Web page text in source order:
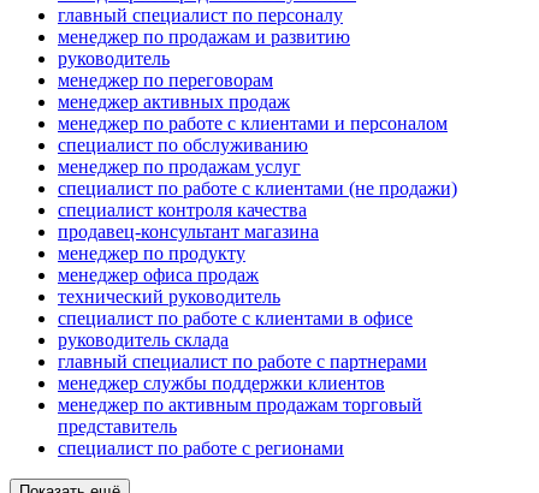
главный специалист по персоналу
менеджер по продажам и развитию
руководитель
менеджер по переговорам
менеджер активных продаж
менеджер по работе с клиентами и персоналом
специалист по обслуживанию
менеджер по продажам услуг
специалист по работе с клиентами (не продажи)
специалист контроля качества
продавец-консультант магазина
менеджер по продукту
менеджер офиса продаж
технический руководитель
специалист по работе с клиентами в офисе
руководитель склада
главный специалист по работе с партнерами
менеджер службы поддержки клиентов
менеджер по активным продажам торговый
представитель
специалист по работе с регионами